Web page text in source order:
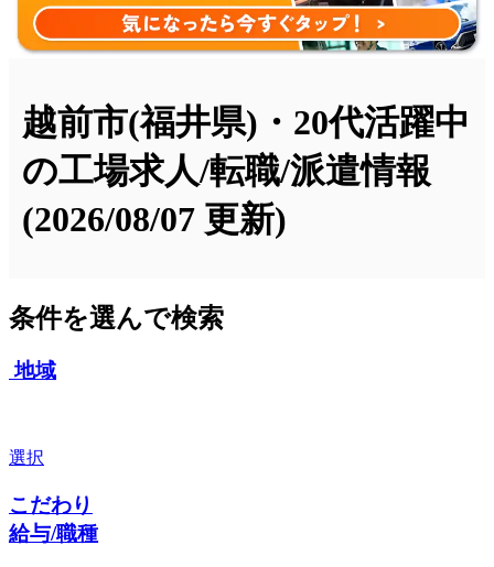
越前市(福井県)・20代活躍中
の工場求人/転職/派遣情報
(2026/08/07 更新)
条件を選んで検索
地域
選択
こだわり
給与/職種